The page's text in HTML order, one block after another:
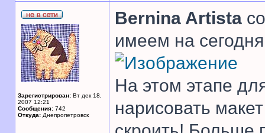
Зарегистрирован: Вт дек 18,
2007 12:21
Сообщения: 742
Откуда: Днепропетровск
Bernina Artista
имеем на
На этом этапе
нарисовать